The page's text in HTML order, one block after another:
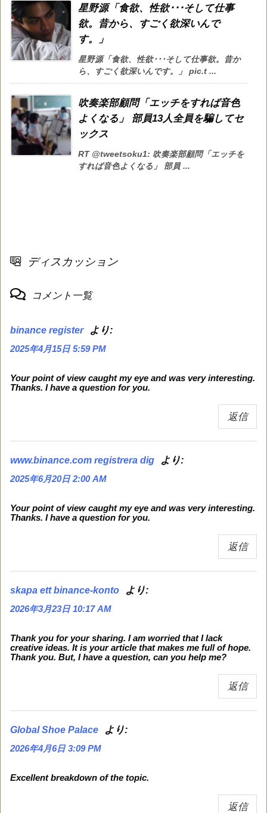
星野源「食欲、性欲･･･そして仕事
欲。昔から、すごく欲深いんで
す。」
星野源「食欲、性欲･･･そして仕事欲。昔か
ら、すごく欲深いんです。」 pic.t ...
吹奏楽部顧問「エッチをすれば音色
よくなる」 部員13人全員を騙してセ
ックス
RT @tweetsoku1: 吹奏楽部顧問「エッチを
すれば音色よくなる」 部員 ...
ディスカッション
コメント一覧
binance register より:
2025年4月15日 5:59 PM
Your point of view caught my eye and was very interesting.
Thanks. I have a question for you.
返信
www.binance.com registrera dig より:
2025年6月20日 2:00 AM
Your point of view caught my eye and was very interesting.
Thanks. I have a question for you.
返信
skapa ett binance-konto より:
2026年3月23日 10:17 AM
Thank you for your sharing. I am worried that I lack
creative ideas. It is your article that makes me full of hope.
Thank you. But, I have a question, can you help me?
返信
Global Shoe Palace より:
2026年4月6日 3:09 PM
Excellent breakdown of the topic.
返信